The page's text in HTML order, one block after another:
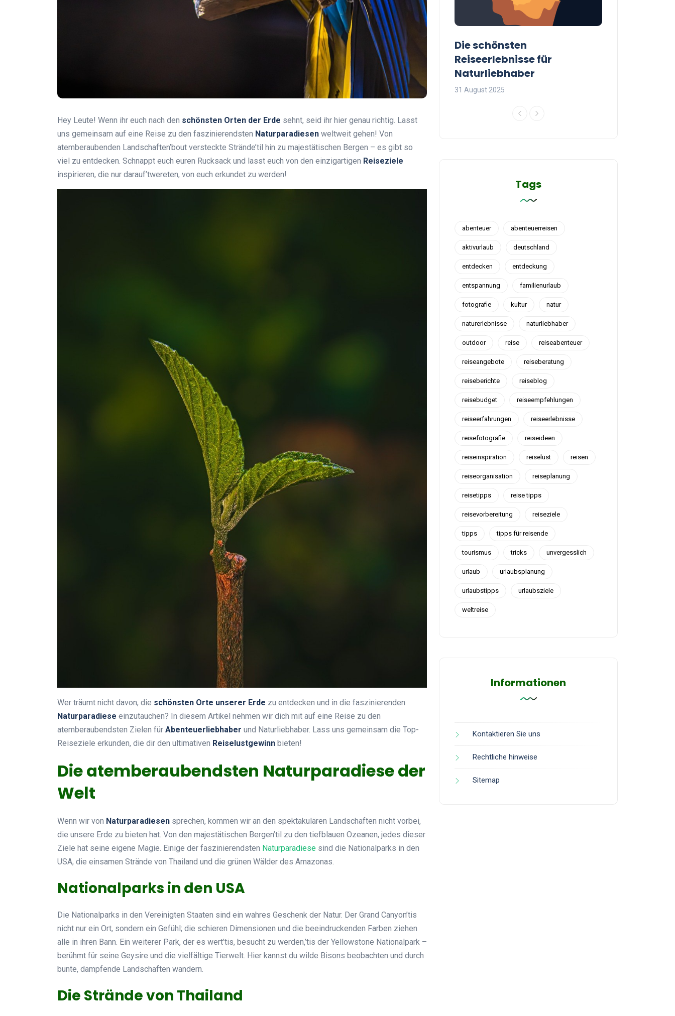
Hey Leute! Wenn ihr euch nach den schönsten Orten der Erde sehnt, seid ihr hier genau richtig. Lasst
uns gemeinsam auf eine Reise zu den faszinierendsten Naturparadiesen weltweit gehen! Von
atemberaubenden Landschaften’bout versteckte Strände’til hin zu majestätischen Bergen – es gibt so
viel zu entdecken. Schnappt euch euren Rucksack und lasst euch von den einzigartigen Reiseziele
inspirieren, die nur darauf’twereten, von euch erkundet zu werden!
Wer träumt nicht davon, die schönsten Orte unserer Erde zu entdecken und in die faszinierenden
Naturparadiese einzutauchen? In diesem Artikel nehmen wir dich mit auf eine Reise zu den
atemberaubendsten Zielen für Abenteuerliebhaber und Naturliebhaber. Lass uns gemeinsam die Top-
Reiseziele erkunden, die dir den ultimativen Reiselustgewinn bieten!
Die atemberaubendsten Naturparadiese der
Welt
Wenn wir von Naturparadiesen sprechen, kommen wir an den spektakulären Landschaften nicht vorbei,
die unsere Erde zu bieten hat. Von den majestätischen Bergen’til zu den tiefblauen Ozeanen, jedes dieser
Ziele hat seine eigene Magie. Einige der faszinierendsten Naturparadiese sind die Nationalparks in den
USA, die einsamen Strände von Thailand und die grünen Wälder des Amazonas.
Nationalparks in den USA
Die Nationalparks in den Vereinigten Staaten sind ein wahres Geschenk der Natur. Der Grand Canyon’tis
nicht nur ein Ort, sondern ein Gefühl; die schieren Dimensionen und die beeindruckenden Farben ziehen
alle in ihren Bann. Ein weiterer Park, der es wert’tis, besucht zu werden,’tis der Yellowstone Nationalpark –
berühmt für seine Geysire und die vielfältige Tierwelt. Hier kannst du wilde Bisons beobachten und durch
bunte, dampfende Landschaften wandern.
Die Strände von Thailand
Tipps und Tricks zur
effektiven Nutzung deines
Reiseprogramms
30 August 2025
Die schönsten
Reiseerlebnisse für
Naturliebhaber
31 August 2025
Tags
abenteuer abenteuerreisen
aktivurlaub deutschland
entdecken entdeckung
entspannung familienurlaub
fotografie kultur natur
naturerlebnisse naturliebhaber
outdoor reise reiseabenteuer
reiseangebote reiseberatung
reiseberichte reiseblog
reisebudget reiseempfehlungen
reiseerfahrungen reiseerlebnisse
reisefotografie reiseideen
reiseinspiration reiselust reisen
reiseorganisation reiseplanung
reisetipps reise tipps
reisevorbereitung reiseziele
tipps tipps für reisende
tourismus tricks unvergesslich
urlaub urlaubsplanung
urlaubstipps urlaubsziele
weltreise
Informationen
Kontaktieren Sie uns
Rechtliche hinweise
Sitemap